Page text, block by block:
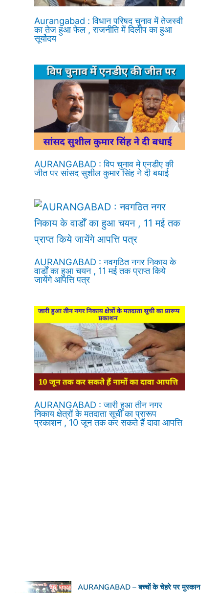
Aurangabad : विधान परिषद चुनाव में तेजस्वी
का तेज हुआ फेल , राजनीति में दिलीप का हुआ
सूर्योदय
AURANGABAD : विप चुनाव मे एनडीए की
जीत पर सांसद सुशील कुमार सिंह ने दी बधाई
AURANGABAD : नवगठित नगर निकाय के
वार्डों का हुआ चयन , 11 मई तक प्राप्त किये
जायेंगे आपत्ति पत्र
AURANGABAD : जारी हुआ तीन नगर
निकाय क्षेत्रों के मतदाता सूची का प्रारूप
प्रकाशन , 10 जून तक कर सकते हैं दावा आपत्ति
AURANGABAD – बच्चों के चेहरे पर मुस्कान